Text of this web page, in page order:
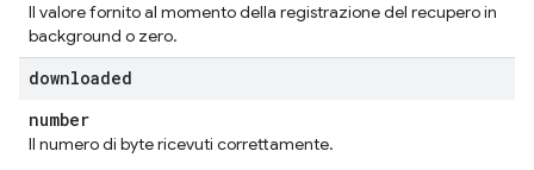
Il valore fornito al momento della registrazione del recupero in
background o zero.
downloaded
number
Il numero di byte ricevuti correttamente.